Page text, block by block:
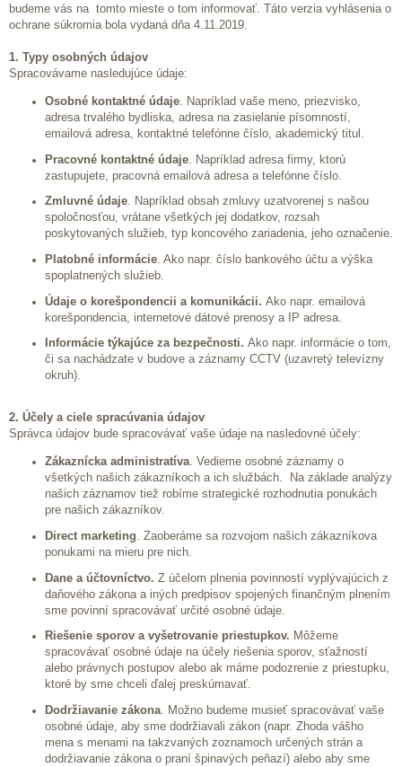
budeme vás na tomto mieste o tom informovať. Táto verzia vyhlásenia o
ochrane súkromia bola vydaná dňa 4.11.2019.
1. Typy osobných údajov
Spracovávame nasledujúce údaje:
Osobné kontaktné údaje. Napríklad vaše meno, priezvisko,
adresa trvalého bydliska, adresa na zasielanie písomností,
emailová adresa, kontaktné telefónne číslo, akademický titul.
Pracovné kontaktné údaje . Napríklad adresa firmy, ktorú
zastupujete, pracovná emailová adresa a telefónne číslo.
Zmluvné údaje. Napríklad obsah zmluvy uzatvorenej s našou
spoločnosťou, vrátane všetkých jej dodatkov, rozsah
poskytovaných služieb, typ koncového zariadenia, jeho označenie.
Platobné informácie. Ako napr. číslo bankového účtu a výška
spoplatnených služieb.
Údaje o korešpondencii a komunikácii. Ako napr. emailová
korešpondencia, internetové dátové prenosy a IP adresa.
Informácie týkajúce za bezpečnosti. Ako napr. informácie o tom,
či sa nachádzate v budove a záznamy CCTV (uzavretý televízny
okruh).
2. Účely a ciele spracúvania údajov
Správca údajov bude spracovávať vaše údaje na nasledovné účely:
Zákaznícka administratíva. Vedieme osobné záznamy o
všetkých našich zákazníkoch a ich službách. Na základe analýzy
našich záznamov tiež robíme strategické rozhodnutia ponukách
pre našich zákazníkov.
Direct marketing. Zaoberáme sa rozvojom našich zákazníkova
ponukami na mieru pre nich.
Dane a účtovníctvo. Z účelom plnenia povinností vyplývajúcich z
daňového zákona a iných predpisov spojených finančným plnením
sme povinní spracovávať určité osobné údaje.
Riešenie sporov a vyšetrovanie priestupkov. Môžeme
spracovávať osobné údaje na účely riešenia sporov, sťažností
alebo právnych postupov alebo ak máme podozrenie z priestupku,
ktoré by sme chceli ďalej preskúmavať.
Dodržiavanie zákona. Možno budeme musieť spracovávať vaše
osobné údaje, aby sme dodržiavali zákon (napr. Zhoda vášho
mena s menami na takzvaných zoznamoch určených strán a
dodržiavanie zákona o praní špinavých peňazí) alebo aby sme